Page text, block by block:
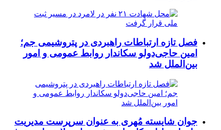
فصل تازه ارتباطات راهبردی در پتروشیمی جم؛
امین حاجی‌دولو سکاندار روابط عمومی و امور
بین‌الملل شد
جوان شایسته مُهری به عنوان سرپرست مدیریت